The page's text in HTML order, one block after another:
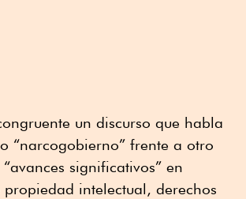
un discurso que habla
“narcogobierno” frente a otro
significativos” en
intelectual, derechos